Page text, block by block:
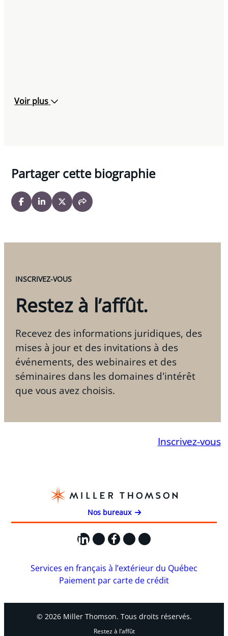
Voir plus
Partager cette biographie
INSCRIVEZ-VOUS
Restez à l’affût.
Recevez des informations juridiques, des
mises à jour et des invitations à des
événements, des webinaires et des
séminaires dans les domaines d'intérêt
que vous avez choisis.
Inscrivez-vous
Nos bureaux
LinkedIn
X Facebook
Instagram
YouTube
Services en français à l’extérieur du Québec
Paiement par carte de crédit
© 2026 Miller Thomson. Tous droits réservés.
Restez à l’affût